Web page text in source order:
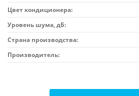
Цвет кондиционера:
Уровень шума, дБ:
Страна производства:
Производитель: